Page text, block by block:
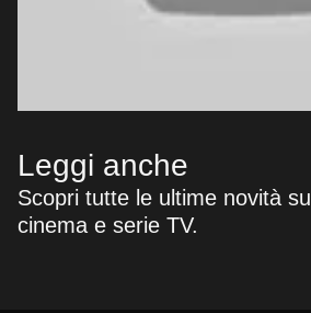
Leggi anche
Scopri tutte le ultime novità su
cinema e serie TV.